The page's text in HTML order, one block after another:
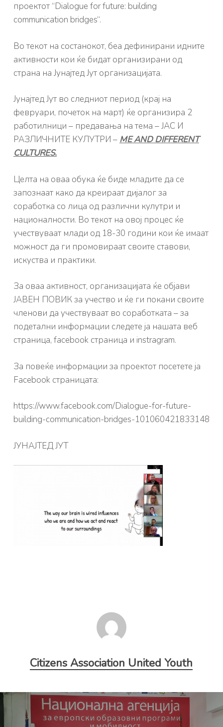
проектот “Dialogue for future: building
communication bridges“.
Во текот на состанокот, беа дефинирани идните
активности кои ќе бидат организирани од
страна на Јунајтед Јут организацијата.
Јунајтед Јут во следниот период (крај на
февруари, почеток на март) ќе организира 2
работилници – предавања на тема – ЈАС И
РАЗЛИЧНИТЕ КУЛУТРИ – ME AND DIFFERENT
CULTURES.
Целта на оваа обука ќе биде младите да се
запознаат како да креираат дијалог за
соработка со лица од различни кулутри и
националности. Во текот на овој процес ќе
учествуваат млади од 18-30 години кои ќе имаат
можност да ги промовираат своите ставови,
искуства и практики.
За оваа активност, организацијата ќе објави
ЈАВЕН ПОВИК за учество и ќе ги покани своите
членови да учествуваат во соработката – за
подетални информации следете ја нашата веб
страница, facebook страница и instragram.
За повеќе информации за проектот посетете ја
Fаcebook страницата:
https://www.facebook.com/Dialogue-for-future-
building-communication-bridges-101060421833148
ЈУНАЈТЕД ЈУТ
Citizens Association United Youth